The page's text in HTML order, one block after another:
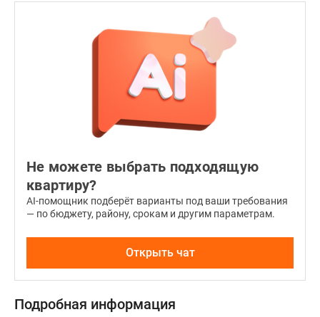
Не можете выбрать подходящую
квартиру?
AI-помощник подберёт варианты под ваши требования
— по бюджету, району, срокам и другим параметрам.
Открыть чат
Подробная информация